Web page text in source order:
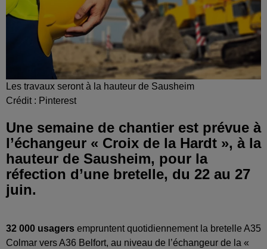
Les travaux seront à la hauteur de Sausheim
Crédit : Pinterest
Une semaine de chantier est prévue à
l’échangeur « Croix de la Hardt », à la
hauteur de Sausheim, pour la
réfection d’une bretelle, du 22 au 27
juin.
32 000 usagers empruntent quotidiennement la bretelle A35
Colmar vers A36 Belfort, au niveau de l’échangeur de la «